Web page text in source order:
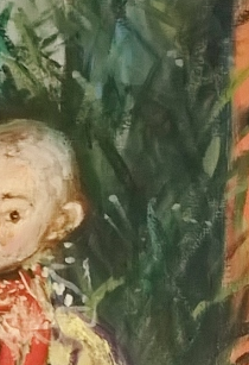
S
X
2021 2020 2019
2011 2010 2009
2001 2000 1999
1991 1990 1989
1981 1980 1979